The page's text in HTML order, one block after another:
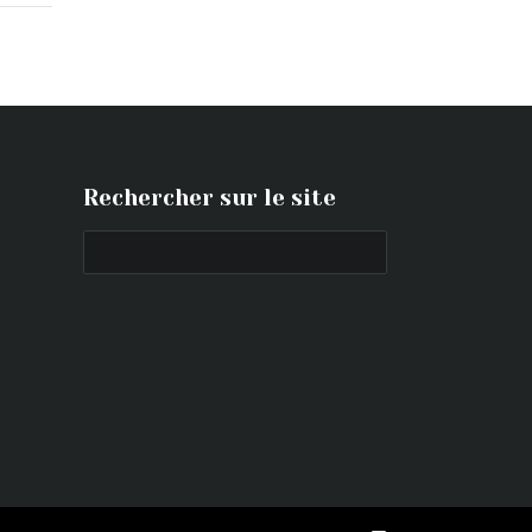
Rechercher sur le site